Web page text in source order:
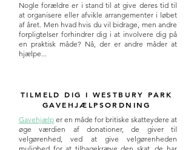
Nogle forældre er i stand til at give deres tid til
at organisere eller afvikle arrangementer i løbet
af året. Men hvad hvis du vil bidrage, men andre
forpligtelser forhindrer dig i at involvere dig på
en praktisk måde? Nå, der er andre måder at
hjælpe...
TILMELD DIG I WESTBURY PARK
GAVEHJÆLPSORDNING
Gavehjælp er en måde for britiske skatteydere at
øge værdien af donationer, de giver til
velgørenhed, ved at give velgørenheden